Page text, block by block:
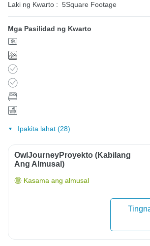
Laki ng Kwarto : 5Square Footage
Mga Pasilidad ng Kwarto
Ipakita lahat (28)
OwlJourneyProyekto (Kabilang
Ang Almusal)
Kasama ang almusal